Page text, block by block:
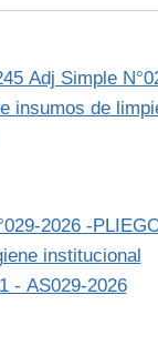
Adj Simple
insumos de
2026 -
institucional
- AS029-2026